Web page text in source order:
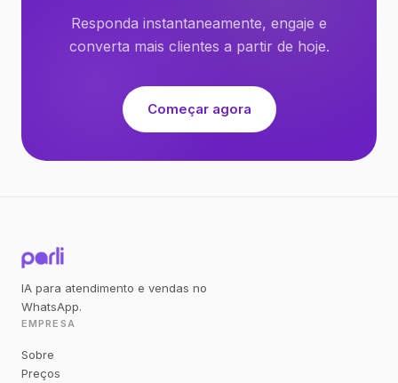
Responda instantaneamente, engaje e
converta mais clientes a partir de hoje.
Começar agora
IA para atendimento e vendas no
WhatsApp.
EMPRESA
Sobre
Preços